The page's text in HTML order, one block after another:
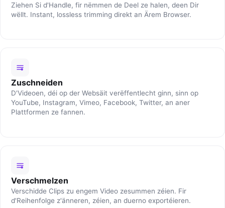
Ziehen Si d'Handle, fir nëmmen de Deel ze halen, deen Dir
wëllt. Instant, lossless trimming direkt an Ärem Browser.
Zuschneiden
D'Videoen, déi op der Websäit verëffentlecht ginn, sinn op
YouTube, Instagram, Vimeo, Facebook, Twitter, an aner
Plattformen ze fannen.
Verschmelzen
Verschidde Clips zu engem Video zesummen zéien. Fir
d'Reihenfolge z'änneren, zéien, an duerno exportéieren.